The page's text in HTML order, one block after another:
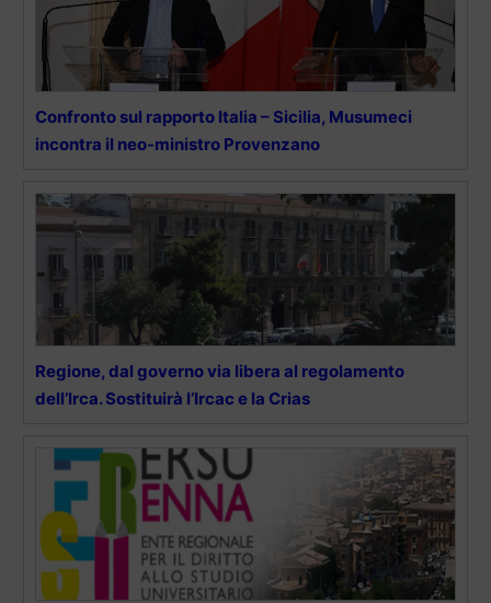
Confronto sul rapporto Italia – Sicilia, Musumeci
incontra il neo-ministro Provenzano
Regione, dal governo via libera al regolamento
dell’Irca. Sostituirà l’Ircac e la Crias